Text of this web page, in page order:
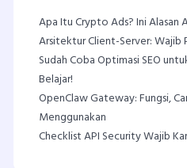
Apa Itu Crypto Ads? Ini Alasan
Arsitektur Client-Server: Wajib
Sudah Coba Optimasi SEO
Belajar!
OpenClaw Gateway: Fungsi,
Menggunakan
Checklist API Security Wajib